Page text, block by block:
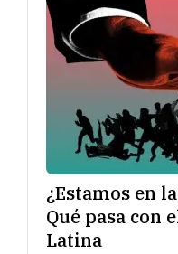
¿Estamos en
Qué pasa con
Latina